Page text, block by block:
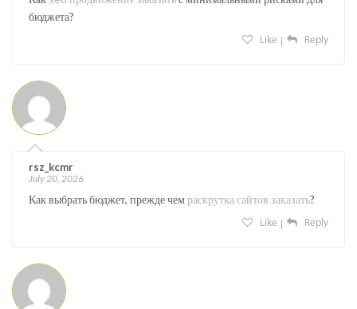
бюджета?
Like Reply
rsz_kcmr
July 20, 2026
Как выбрать бюджет, прежде чем раскрутка сайтов заказать?
Like Reply